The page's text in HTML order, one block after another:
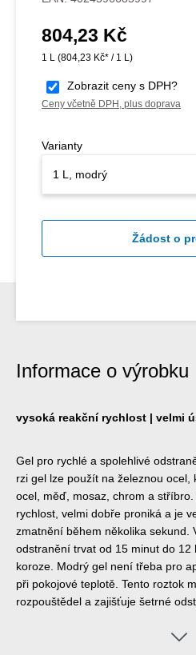
Běžná cena:
804,23 Kč
1 L (804,23 Kč* / 1 L)
Zobrazit ceny s DPH?
Ceny včetně DPH, plus doprava
Varianty
Žádost o
Informace o výrobku
vysoká reakční rychlost | velmi
Gel pro rychlé a spolehlivé
rzi gel lze použít na železnou ocel,
ocel, měď, mosaz, chrom a
rychlost, velmi dobře proniká a je
zmatnění během několika sekund.
odstranění trvat od 15 minut do 12
koroze. Modrý gel není třeba pro
při pokojové teplotě. Tento roztok
rozpouštědel a zajišťuje šetrné